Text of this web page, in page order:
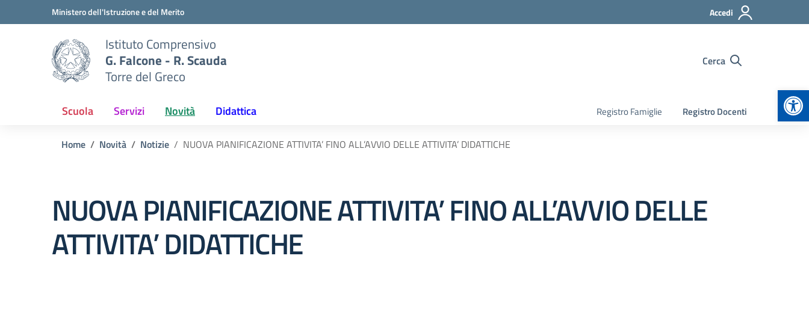
Vai ai contenuti
Vai al menu di navigazioneMinistero dell'Istruzione e del Merito Accedi
Istituto Comprensivo
G. Falcone - R. Scauda
Torre del Greco
Cerca
Scuola Servizi Novità Didattica Registro Famiglie Registro Docenti
Home Novità Notizie NUOVA PIANIFICAZIONE ATTIVITA’ FINO ALL’AVVIO DELLE ATTIVITA’ DIDATTICHE
NUOVA PIANIFICAZIONE ATTIVITA’ FINO ALL’AVVIO DELLE
ATTIVITA’ DIDATTICHE